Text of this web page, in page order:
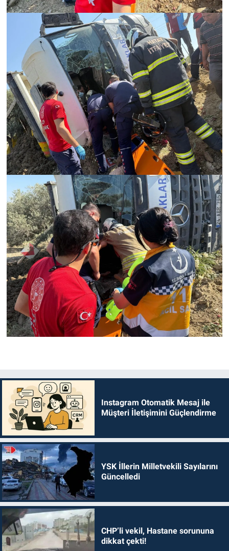
Instagram Otomatik Mesaj ile
Müşteri İletişimini Güçlendirme
YSK İllerin Milletvekili Sayılarını
Güncelledi
CHP’li vekil, Hastane sorununa
dikkat çekti!